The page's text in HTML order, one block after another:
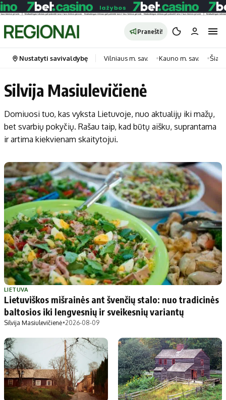
Pranešti!
Portalas
Pradinis puslapis
Savivaldybės
Regionai
Lietuva
Pasaulis
Politika
Patarimai
Dirbtinis intelektas
Gineso rekordai
Kategorijos
Transportas
Gyvenimas
Laisvalaikis
Maistas
Sveikata
Technologijos
Indėlių palūkanos
Dienos naujienos
Ekonomikos naujienos
Didžiosios savivaldybės
Vilniaus miesto
Kauno miesto
Klaipėdos miesto
Panevėžio miesto
Šiaulių miesto
Alytaus miesto
Druskininkų
Jonavos rajono
Vilkaviškio rajono
Tauragės rajono
Palangos miesto
Nustatyti savivaldybę Vilniaus m. sav. Kauno m. sav.
Silvija Masiulevičienė
Domiuosi tuo, kas vyksta Lietuvoje, nuo aktualijų iki mažų,
bet svarbių pokyčių. Rašau taip, kad būtų aišku, suprantama
ir artima kiekvienam skaitytojui.
LIETUVA
Lietuviškos mišrainės ant švenčių stalo: nuo tradicinės
baltosios iki lengvesnių ir sveikesnių variantų
Silvija Masiulevičienė•2026-08-09